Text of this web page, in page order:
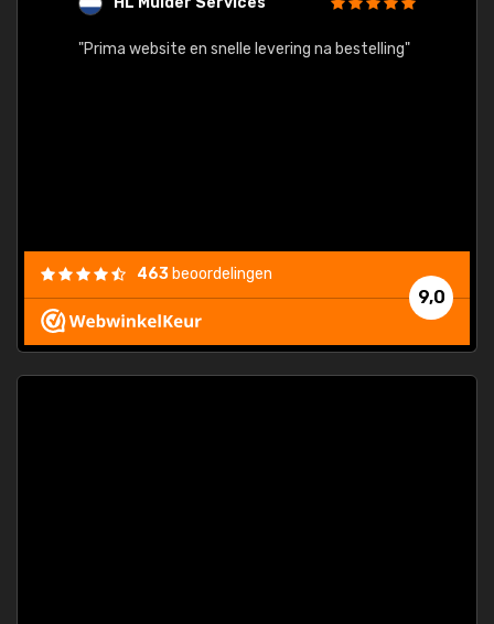
"Prima website en snelle levering na bestelling"
9,0
463 beoordelingen